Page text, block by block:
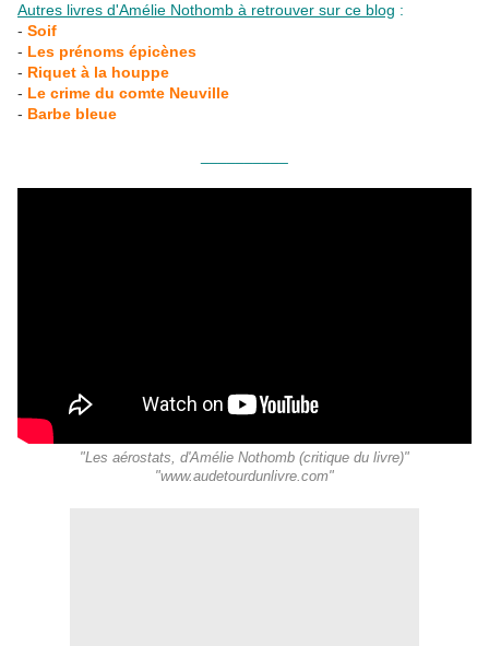
Autres livres d'Amélie Nothomb à retrouver sur ce blog :
- Soif
- Les prénoms épicènes
- Riquet à la houppe
- Le crime du comte Neuville
- Barbe bleue
"Les aérostats, d'Amélie Nothomb (critique du livre)"
"www.audetourdunlivre.com"